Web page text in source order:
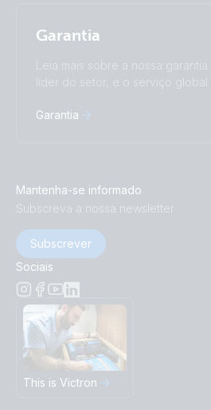
Garantia
Leia mais sobre a nossa
líder do setor, e o serviço global
Garantia
Mantenha-se informado
Subscreva a nossa newsletter
Subscrever
Sociais
This is Victron